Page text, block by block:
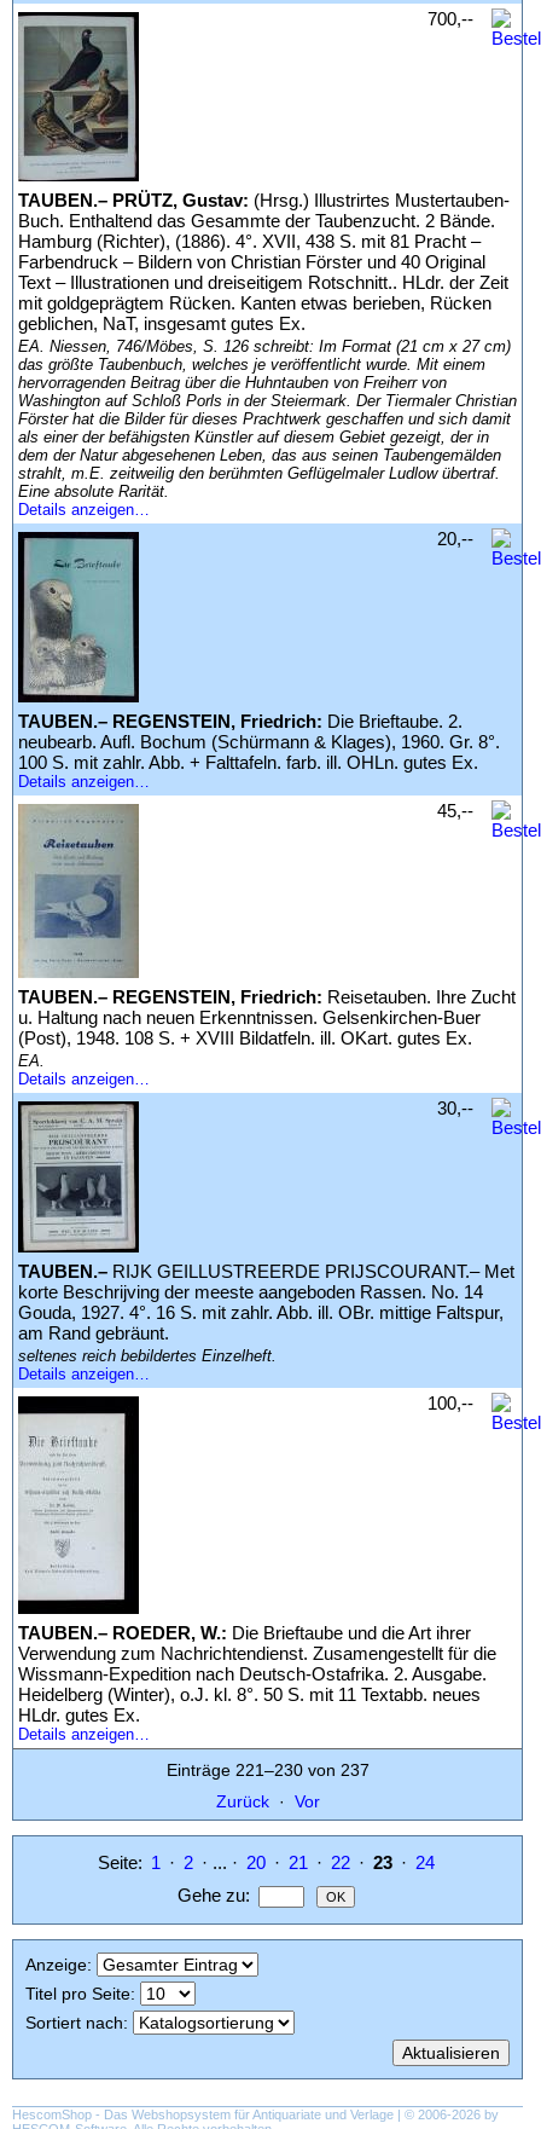
TAUBEN.– PRÜTZ, Gustav: (Hrsg.) Illustrirtes Mustertauben-
Buch. Enthaltend das Gesammte der Taubenzucht. 2 Bände.
Hamburg (Richter), (1886). 4°. XVII, 438 S. mit 81 Pracht –
Farbendruck – Bildern von Christian Förster und 40 Original
Text – Illustrationen und dreiseitigem Rotschnitt.. HLdr. der Zeit
mit goldgeprägtem Rücken. Kanten etwas berieben, Rücken
geblichen, NaT, insgesamt gutes Ex.
EA. Niessen, 746/Möbes, S. 126 schreibt: Im Format (21 cm x 27 cm)
das größte Taubenbuch, welches je veröffentlicht wurde. Mit einem
hervorragenden Beitrag über die Huhntauben von Freiherr von
Washington auf Schloß Porls in der Steiermark. Der Tiermaler Christian
Förster hat die Bilder für dieses Prachtwerk geschaffen und sich damit
als einer der befähigsten Künstler auf diesem Gebiet gezeigt, der in
dem der Natur abgesehenen Leben, das aus seinen Taubengemälden
strahlt, m.E. zeitweilig den berühmten Geflügelmaler Ludlow übertraf.
Eine absolute Rarität.
Details anzeigen…
700,--
TAUBEN.– REGENSTEIN, Friedrich: Die Brieftaube. 2.
neubearb. Aufl. Bochum (Schürmann & Klages), 1960. Gr. 8°.
100 S. mit zahlr. Abb. + Falttafeln. farb. ill. OHLn. gutes Ex.
Details anzeigen…
20,--
TAUBEN.– REGENSTEIN, Friedrich: Reisetauben. Ihre Zucht
u. Haltung nach neuen Erkenntnissen. Gelsenkirchen-Buer
(Post), 1948. 108 S. + XVIII Bildatfeln. ill. OKart. gutes Ex.
EA.
Details anzeigen…
45,--
TAUBEN.– RIJK GEILLUSTREERDE PRIJSCOURANT.– Met
korte Beschrijving der meeste aangeboden Rassen. No. 14
Gouda, 1927. 4°. 16 S. mit zahlr. Abb. ill. OBr. mittige Faltspur,
am Rand gebräunt.
seltenes reich bebildertes Einzelheft.
Details anzeigen…
30,--
TAUBEN.– ROEDER, W.: Die Brieftaube und die Art ihrer
Verwendung zum Nachrichtendienst. Zusamengestellt für die
Wissmann-Expedition nach Deutsch-Ostafrika. 2. Ausgabe.
Heidelberg (Winter), o.J. kl. 8°. 50 S. mit 11 Textabb. neues
HLdr. gutes Ex.
Details anzeigen…
100,--
Einträge 221–230 von 237
Zurück · Vor
Seite: 1 · 2 · ... · 20 · 21 · 22 · 23 · 24
Gehe zu:
Anzeige:
Titel pro Seite:
Sortiert nach:
HescomShop - Das Webshopsystem für Antiquariate und Verlage | © 2006-2026 by